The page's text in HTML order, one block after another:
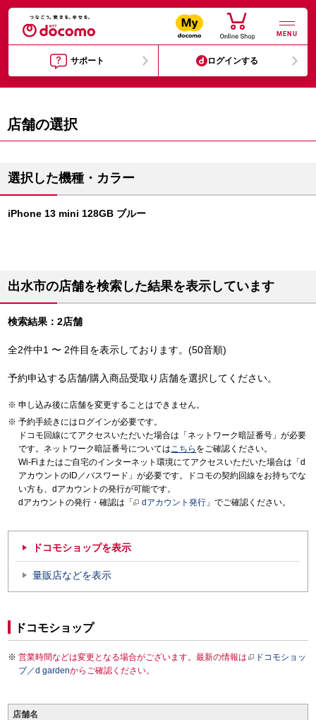
MENU
サポート ログインする
店舗の選択
選択した機種・カラー
iPhone 13 mini 128GB ブルー
出水市の店舗を検索した結果を表示しています
検索結果：2店舗
全2件中1 〜 2件目を表示しております。(50音順)
予約申込する店舗/購入商品受取り店舗を選択してください。
申し込み後に店舗を変更することはできません。
予約手続きにはログインが必要です。
ドコモ回線にてアクセスいただいた場合は「ネットワーク暗証番号」が必要
です。ネットワーク暗証番号についてはこちら をご確認ください。
Wi-Fiまたはご自宅のインターネット環境にてアクセスいただいた場合は「d
アカウントのID／パスワード」が必要です。ドコモの契約回線をお持ちでな
い方も、dアカウントの発行が可能です。
dアカウントの発行・確認は「
dアカウント発行 」でご確認ください。
ドコモショップを表示
量販店などを表示
ドコモショップ
営業時間などは変更となる場合がございます。最新の情報は
ドコモショッ
プ／d gardenからご確認ください。
店舗名